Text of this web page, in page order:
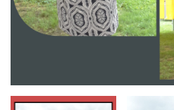
Branding